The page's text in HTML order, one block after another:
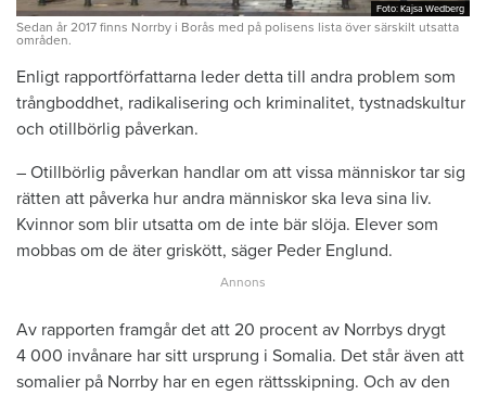
Foto: Kajsa Wedberg
Foto: Kajsa Wedberg
Sedan år 2017 finns Norrby i Borås med på polisens lista över särskilt utsatta
områden.
Enligt rapportförfattarna leder detta till andra problem som
trångboddhet, radikalisering och kriminalitet, tystnadskultur
och otillbörlig påverkan.
– Otillbörlig påverkan handlar om att vissa människor tar sig
rätten att påverka hur andra människor ska leva sina liv.
Kvinnor som blir utsatta om de inte bär slöja. Elever som
mobbas om de äter griskött, säger Peder Englund.
Av rapporten framgår det att 20 procent av Norrbys drygt
4 000 invånare har sitt ursprung i Somalia. Det står även att
somalier på Norrby har en egen rättsskipning. Och av den